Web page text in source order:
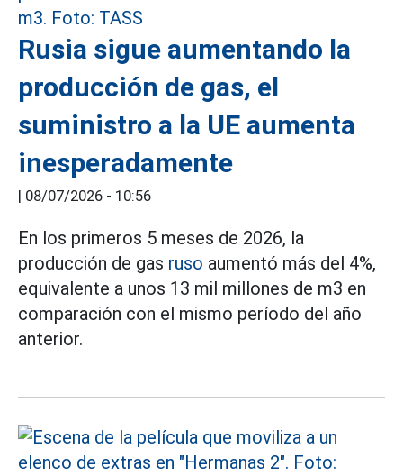
Rusia sigue aumentando la
producción de gas, el
suministro a la UE aumenta
inesperadamente
| 08/07/2026 - 10:56
En los primeros 5 meses de 2026, la
producción de gas ruso aumentó más del 4%,
equivalente a unos 13 mil millones de m3 en
comparación con el mismo período del año
anterior.